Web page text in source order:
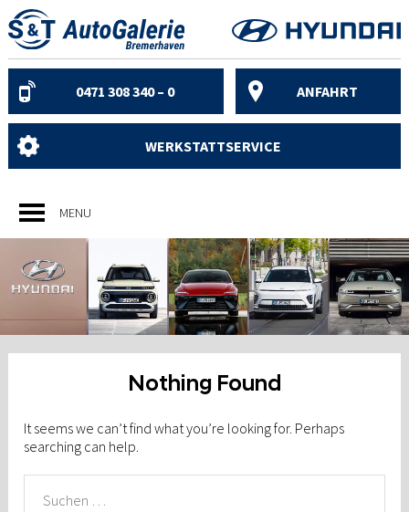
Skip
to
content
0471 308 340 – 0 ANFAHRT
WERKSTATTSERVICE
MENU
Nothing Found
It seems we can’t find what you’re looking for. Perhaps
searching can help.
NACH: